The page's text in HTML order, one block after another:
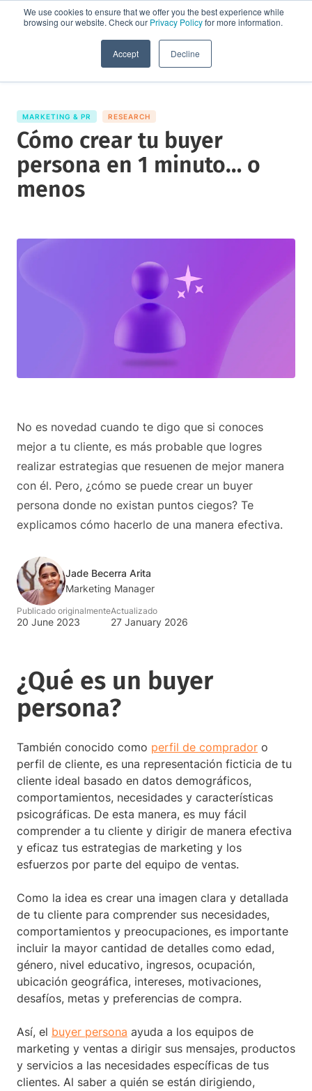
We use cookies to ensure that we offer you the best experience while
browsing our website. Check our Privacy Policyfor more information.
Accept Decline
Solicita una demo
MARKETING & PR RESEARCH
Cómo crear tu buyer
persona en 1 minuto… o
menos
No es novedad cuando te digo que si conoces
mejor a tu cliente, es más probable que logres
realizar estrategias que resuenen de mejor manera
con él. Pero, ¿cómo se puede crear un buyer
persona donde no existan puntos ciegos? Te
explicamos cómo hacerlo de una manera efectiva.
Jade Becerra Arita
Marketing Manager
Publicado originalmente
20 June 2023
Actualizado
27 January 2026
¿Qué es un buyer
persona?
También conocido como perfil de comprador o
perfil de cliente, es una representación ficticia de tu
cliente ideal basado en datos demográficos,
comportamientos, necesidades y características
psicográficas. De esta manera, es muy fácil
comprender a tu cliente y dirigir de manera efectiva
y eficaz tus estrategias de marketing y los
esfuerzos por parte del equipo de ventas.
Como la idea es crear una imagen clara y detallada
de tu cliente para comprender sus necesidades,
comportamientos y preocupaciones, es importante
incluir la mayor cantidad de detalles como edad,
género, nivel educativo, ingresos, ocupación,
ubicación geográfica, intereses, motivaciones,
desafíos, metas y preferencias de compra.
Así, el buyer persona ayuda a los equipos de
marketing y ventas a dirigir sus mensajes, productos
y servicios a las necesidades específicas de tus
clientes. Al saber a quién se están dirigiendo,